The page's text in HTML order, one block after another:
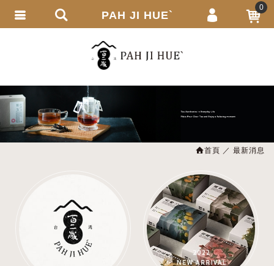
首頁 最新消息
PAH JI HUE`
0
會員註冊
忘記密碼
追蹤清單